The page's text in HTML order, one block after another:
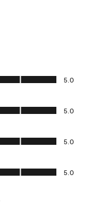
5.0
5.0
5.0
5.0